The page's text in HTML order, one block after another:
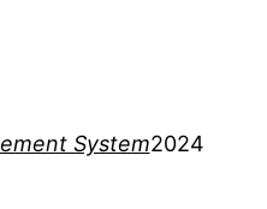
System2024